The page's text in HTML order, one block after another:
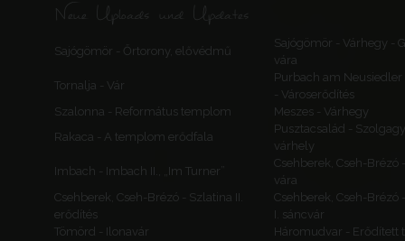
Neue Uploads und Updates
Sajógömör - Őrtorony, elővédmű
Sajógömör - Várhegy -
vára
Tornalja - Vár
Purbach am Neusiedler
- Városerődítés
Szalonna - Református templom
Meszes - Várhegy
Rakaca - A templom erődfala
Pusztacsalád -
várhely
Imbach - Imbach II., „Im Turner”
Csehberek, Cseh-Brézó
vára
Csehberek, Cseh-Brézó - Szlatina II.
erődítés
Csehberek, Cseh-Brézó
I. sáncvár
Tömörd - Ilonavár
Háromudvar - Erődített